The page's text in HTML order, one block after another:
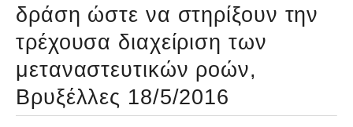
δράση ώστε να στηρίξουν την
τρέχουσα διαχείριση των
μεταναστευτικών ροών,
Βρυξέλλες 18/5/2016